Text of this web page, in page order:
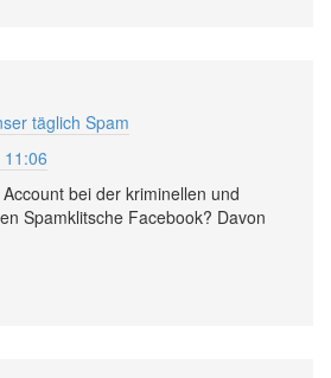
täglich Spam
bei der kriminellen und
Spamklitsche Facebook? Davon